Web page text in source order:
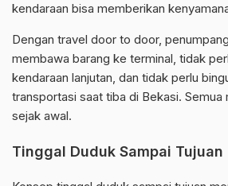
kendaraan bisa memberikan
Dengan travel door to door,
membawa barang ke terminal, tidak
kendaraan lanjutan, dan tidak perlu
transportasi saat tiba di Bekasi. Semua
sejak awal.
Tinggal Duduk Sampai Tujuan